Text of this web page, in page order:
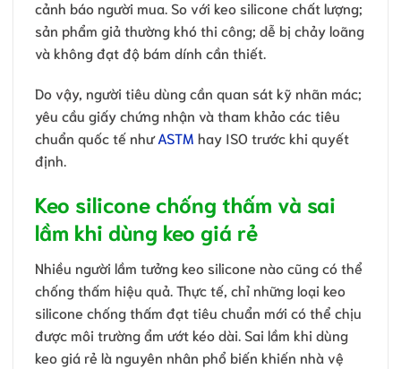
cảnh báo người mua. So với keo silicone chất lượng;
sản phẩm giả thường khó thi công; dễ bị chảy loãng
và không đạt độ bám dính cần thiết.
Do vậy, người tiêu dùng cần quan sát kỹ nhãn mác;
yêu cầu giấy chứng nhận và tham khảo các tiêu
chuẩn quốc tế nhưASTM hay ISO trước khi quyết
định.
Keo silicone chống thấm và sai
lầm khi dùng keo giá rẻ
Nhiều người lầm tưởng keo silicone nào cũng có thể
chống thấm hiệu quả. Thực tế, chỉ những loại keo
silicone chống thấm đạt tiêu chuẩn mới có thể chịu
được môi trường ẩm ướt kéo dài. Sai lầm khi dùng
keo giá rẻ là nguyên nhân phổ biến khiến nhà vệ